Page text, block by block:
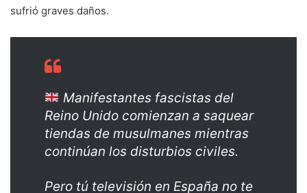
sufrió graves daños.
Manifestantes fascistas del
Reino Unido comienzan a saquear
tiendas de musulmanes mientras
continúan los disturbios civiles.
Pero tú televisión en España no te